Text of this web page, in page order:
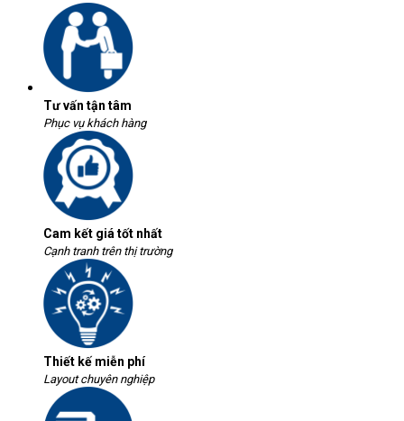
Tư vấn tận tâm
Phục vụ khách hàng
Cam kết giá tốt nhất
Cạnh tranh trên thị trường
Thiết kế miễn phí
Layout chuyên nghiệp